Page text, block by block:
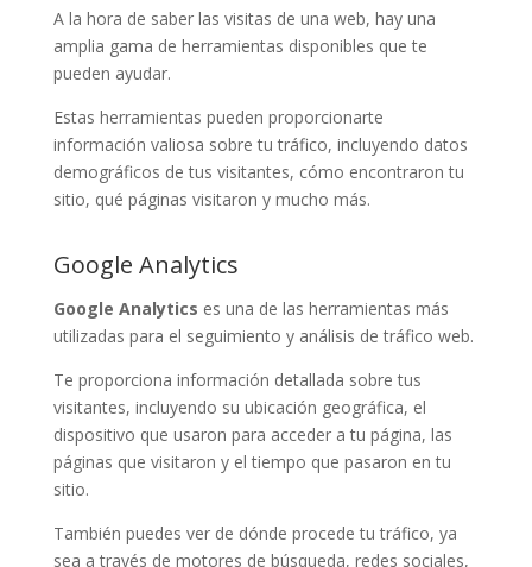
A la hora de saber las visitas de una web, hay una
amplia gama de herramientas disponibles que te
pueden ayudar.
Estas herramientas pueden proporcionarte
información valiosa sobre tu tráfico, incluyendo datos
demográficos de tus visitantes, cómo encontraron tu
sitio, qué páginas visitaron y mucho más.
Google Analytics
Google Analytics es una de las herramientas más
utilizadas para el seguimiento y análisis de tráfico web.
Te proporciona información detallada sobre tus
visitantes, incluyendo su ubicación geográfica, el
dispositivo que usaron para acceder a tu página, las
páginas que visitaron y el tiempo que pasaron en tu
sitio.
También puedes ver de dónde procede tu tráfico, ya
sea a través de motores de búsqueda, redes sociales,